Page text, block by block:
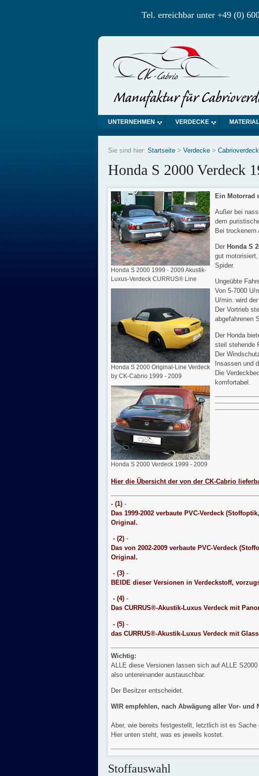
Tel. erreichbar unter +49 (0)
UNTERNEHMEN VERDECKE
Sie sind hier: Startseite> Verdecke>
Honda S 2000 Verdeck
Honda S 2000 1999 - 2009 Akustik-
Luxus-Verdeck CURRUS® Line
Honda S 2000 Original-Line Verdeck
by CK-Cabrio 1999 - 2009
Honda S 2000 Verdeck 1999 - 2009
Ein Motorrad
Außer bei
dem
Bei
DerHonda S
gut
Spider.
Ungeübte
Von 5-7000 U/
U/min. wird
Der Vortrieb
abgefahrenen
Der Honda
steil stehende
Der
Insassen und
Die
komfortabel.
Hier die Übersicht der von der CK-Cabrio
- (1)-
Das 1999-2002 verbaute PVC-Verdeck
Original.
- (2)-
Das von 2002-2009 verbaute PVC-Verdeck
Original.
- (3)-
BEIDE dieser Versionen in Verdeckstoff,
- (4)-
Das CURRUS®-Akustik-Luxus Verdeck mit
- (5)-
das CURRUS®-Akustik-Luxus Verdeck mit
Wichtig:
ALLE diese Versionen lassen sich auf ALLE
also untereinander austauschbar.
Der Besitzer entscheidet.
WIR empfehlen, nach Abwägung aller Vor- und
Aber, wie bereits festgestellt, letztlich ist es
Hier unten steht, was es jeweils kostet.
Stoffauswahl